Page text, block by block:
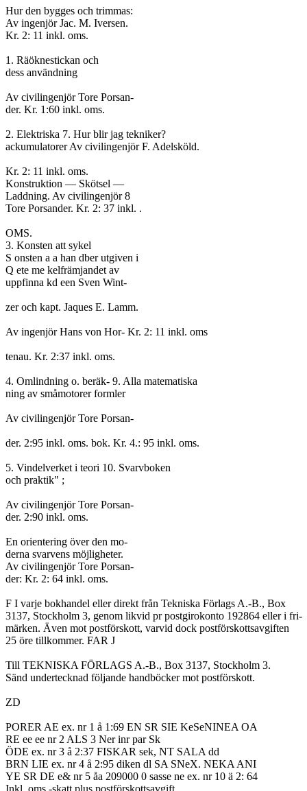
Hur den bygges och trimmas:
Av ingenjör Jac. M. Iversen.
Kr. 2: 11 inkl. oms.
1. Räöknestickan och
dess användning
Av civilingenjör Tore Porsan-
der. Kr. 1:60 inkl. oms.
2. Elektriska 7. Hur blir jag tekniker?
ackumulatorer Av civilingenjör F. Adelsköld.
Kr. 2: 11 inkl. oms.
Konstruktion — Skötsel —
Laddning. Av civilingenjör 8
Tore Porsander. Kr. 2: 37 inkl. .
OMS.
3. Konsten att sykel
S onsten a a han dber utgiven i
Q ete me kelfrämjandet av
uppfinna kd een Sven Wint-
zer och kapt. Jaques E. Lamm.
Av ingenjör Hans von Hor- Kr. 2: 11 inkl. oms
tenau. Kr. 2:37 inkl. oms.
4. Omlindning o. beräk- 9. Alla matematiska
ning av småmotorer formler
Av civilingenjör Tore Porsan-
der. 2:95 inkl. oms. bok. Kr. 4.: 95 inkl. oms.
5. Vindelverket i teori 10. Svarvboken
och praktik" ;
Av civilingenjör Tore Porsan-
der. 2:90 inkl. oms.
En orientering över den mo-
derna svarvens möjligheter.
Av civilingenjör Tore Porsan-
der: Kr. 2: 64 inkl. oms.
F I varje bokhandel eller direkt från Tekniska Förlags A.-B., Box
3137, Stockholm 3, genom likvid pr postgirokonto 192864 eller i fri-
märken. Även mot postförskott, varvid dock postförskottsavgiften
25 öre tillkommer. FAR J
Till TEKNISKA FÖRLAGS A.-B., Box 3137, Stockholm 3.
Sänd undertecknad följande handböcker mot postförskott.
ZD
PORER AE ex. nr 1 å 1:69 EN SR SIE KeSeNINEA OA
RE ee ee nr 2 ALS 3 Ner inr par Sk
ÖDE ex. nr 3 å 2:37 FISKAR sek, NT SALA dd
BRN LIE ex. nr 4 å 2:95 diken dl SA SNeX. NEKA ANI
YE SR DE e& nr 5 åa 209000 0 sasse ne ex. nr 10 ä 2: 64
Inkl. oms.-skatt plus postförskottsavgift.